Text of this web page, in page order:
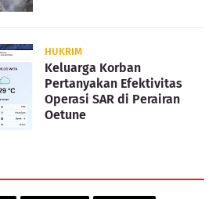
HUKRIM
Keluarga Korban
Pertanyakan Efektivitas
Operasi SAR di Perairan
Oetune